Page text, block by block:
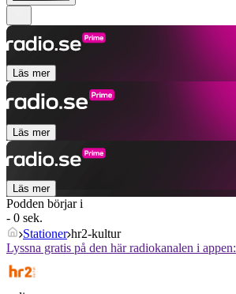
Läs mer
Läs mer
Läs mer
Podden börjar i
- 0 sek.
Stationer hr2-kultur
Lyssna gratis på den här radiokanalen i appen: